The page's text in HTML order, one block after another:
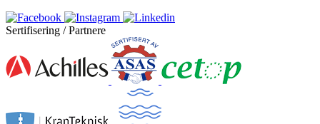
Sertifisering / Partnere